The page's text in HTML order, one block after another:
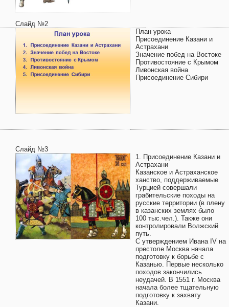
Слайд №2
План урока
Присоединение Казани и
Астрахани
Значение побед на Востоке
Противостояние с Крымом
Ливонская война
Присоединение Сибири
Слайд №3
1. Присоединение Казани и
Астрахани
Казанское и Астраханское
ханство, поддерживаемые
Турцией совершали
грабительские походы на
русские территории (в плену
в казанских землях было
100 тыс.чел.). Также они
контролировали Волжский
путь.
С утверждением Ивана IV на
престоле Москва начала
подготовку к борьбе с
Казанью. Первые несколько
походов закончились
неудачей. В 1551 г. Москва
начала более тщательную
подготовку к захвату
Казани.